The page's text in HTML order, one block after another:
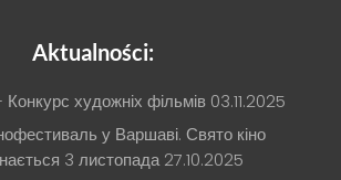
Aktualności:
Конкурс художніх фільмів 03.11.2025
у Варшаві. Свято кіно
3 листопада 27.10.2025